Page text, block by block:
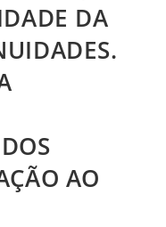
DA
AO